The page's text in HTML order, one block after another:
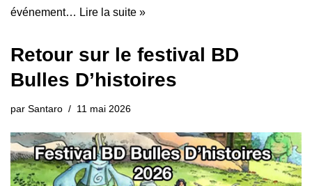
événement… Lire la suite »
Retour sur le festival BD
Bulles D’histoires
par Santaro 11 mai 2026